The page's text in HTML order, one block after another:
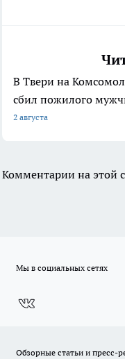
В Твери на
сбил пожилого
2 августа
Комментарии на этой
Мы в социальных сетях
Обзорные статьи и пресс-